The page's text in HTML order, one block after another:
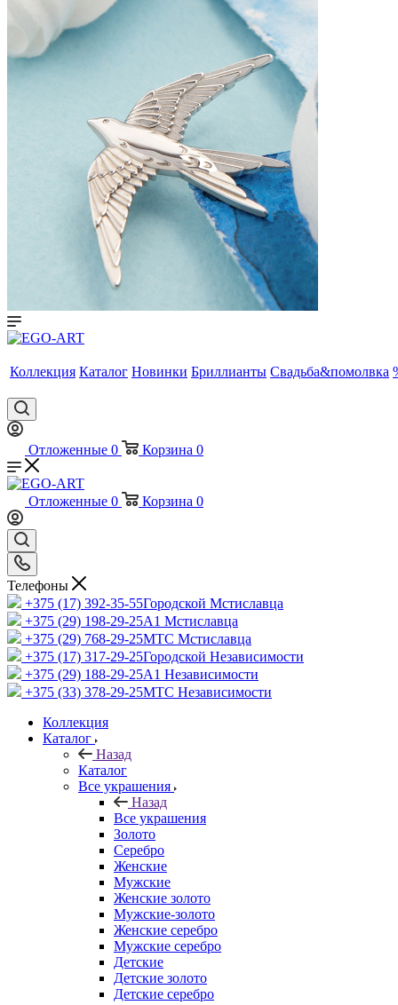
Коллекция Каталог Новинки Бриллианты Свадьба&помолвка
Отложенные 0 Корзина 0
Отложенные 0 Корзина 0
Телефоны
+375 (17) 392-35-55Городской Мстиславца
+375 (29) 198-29-25A1 Мстиславца
+375 (29) 768-29-25МТС Мстиславца
+375 (17) 317-29-25Городской Независимости
+375 (29) 188-29-25A1 Независимости
+375 (33) 378-29-25МТС Независимости
Коллекция
Каталог
Назад
Каталог
Все украшения
Назад
Все украшения
Золото
Серебро
Женские
Мужские
Женские золото
Мужские-золото
Женские серебро
Мужские серебро
Детские
Детские золото
Детские серебро